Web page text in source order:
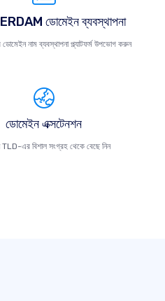
ডোমেইন ব্যবস্থাপনা
নাম ব্যবস্থাপনা প্ল্যাটফর্ম উপভোগ করুন
ডোমেইন এক্সটেনশন
এর বিশাল সংগ্রহ থেকে বেছে নিন